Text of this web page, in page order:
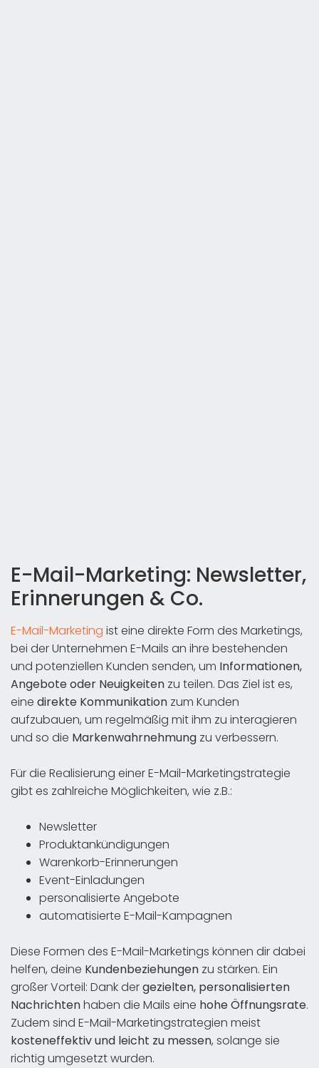
E-Mail-Marketing: Newsletter,
Erinnerungen & Co.
E-Mail-Marketing ist eine direkte Form des Marketings,
bei der Unternehmen E-Mails an ihre bestehenden
und potenziellen Kunden senden, um Informationen,
Angebote oder Neuigkeiten zu teilen. Das Ziel ist es,
eine direkte Kommunikation zum Kunden
aufzubauen, um regelmäßig mit ihm zu interagieren
und so die Markenwahrnehmung zu verbessern.
Für die Realisierung einer E-Mail-Marketingstrategie
gibt es zahlreiche Möglichkeiten, wie z.B.:
Newsletter
Produktankündigungen
Warenkorb-Erinnerungen
Event-Einladungen
personalisierte Angebote
automatisierte E-Mail-Kampagnen
Diese Formen des E-Mail-Marketings können dir dabei
helfen, deine Kundenbeziehungen zu stärken. Ein
großer Vorteil: Dank dergezielten, personalisierten
Nachrichtenhaben die Mails eine hohe Öffnungsrate.
Zudem sind E-Mail-Marketingstrategien meist
kosteneffektiv und leicht zu messen, solange sie
richtig umgesetzt wurden.